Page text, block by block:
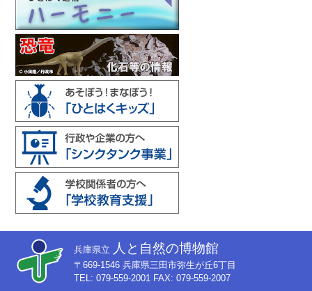
兵庫県立 人と自然の博物館
〒669-1546 兵庫県三田市弥生が丘6丁目
TEL: 079-559-2001 FAX: 079-559-2007